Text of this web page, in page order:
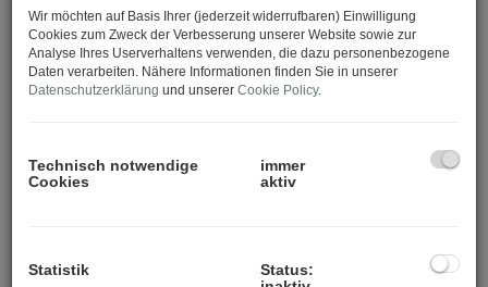
Preis
Zimmer
Wir möchten auf Basis Ihrer (jederzeit widerrufbaren) Einwilligung
Cookies zum Zweck der Verbesserung unserer Website sowie zur
Analyse Ihres Userverhaltens verwenden, die dazu personenbezogene
Daten verarbeiten. Nähere Informationen finden Sie in unserer
Datenschutzerklärung und unserer Cookie Policy.
Technisch notwendige
Cookies
immer
aktiv
Statistik
Status: